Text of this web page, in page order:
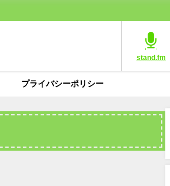
stand.fm
プライバシーポリシー